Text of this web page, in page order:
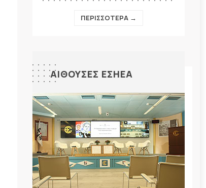
ΠΕΡΙΣΣΟΤΕΡΑ →
ΑΙΘΟΥΣΕΣ ΕΣΗΕΑ